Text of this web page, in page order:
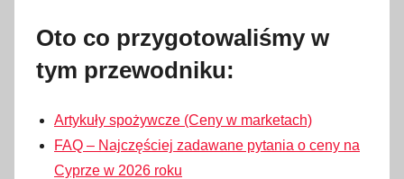
Oto co przygotowaliśmy w
tym przewodniku:
Artykuły spożywcze (Ceny w marketach)
FAQ – Najczęściej zadawane pytania o ceny na
Cyprze w 2026 roku